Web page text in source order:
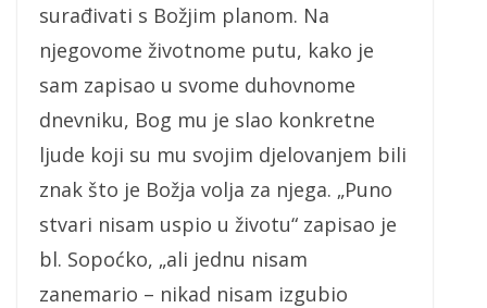
surađivati s Božjim planom. Na
njegovome životnome putu, kako je
sam zapisao u svome duhovnome
dnevniku, Bog mu je slao konkretne
ljude koji su mu svojim djelovanjem bili
znak što je Božja volja za njega. „Puno
stvari nisam uspio u životu“ zapisao je
bl. Sopoćko, „ali jednu nisam
zanemario – nikad nisam izgubio